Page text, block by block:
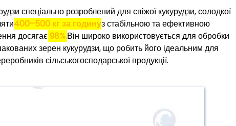
спеціально розроблений для свіжої кукурудзи, солодкої
400–500 кг за годинуз стабільною та ефективною
досягає 98%.Він широко використовується для обробки
зерен кукурудзи, що робить його ідеальним для
сільськогосподарської продукції.